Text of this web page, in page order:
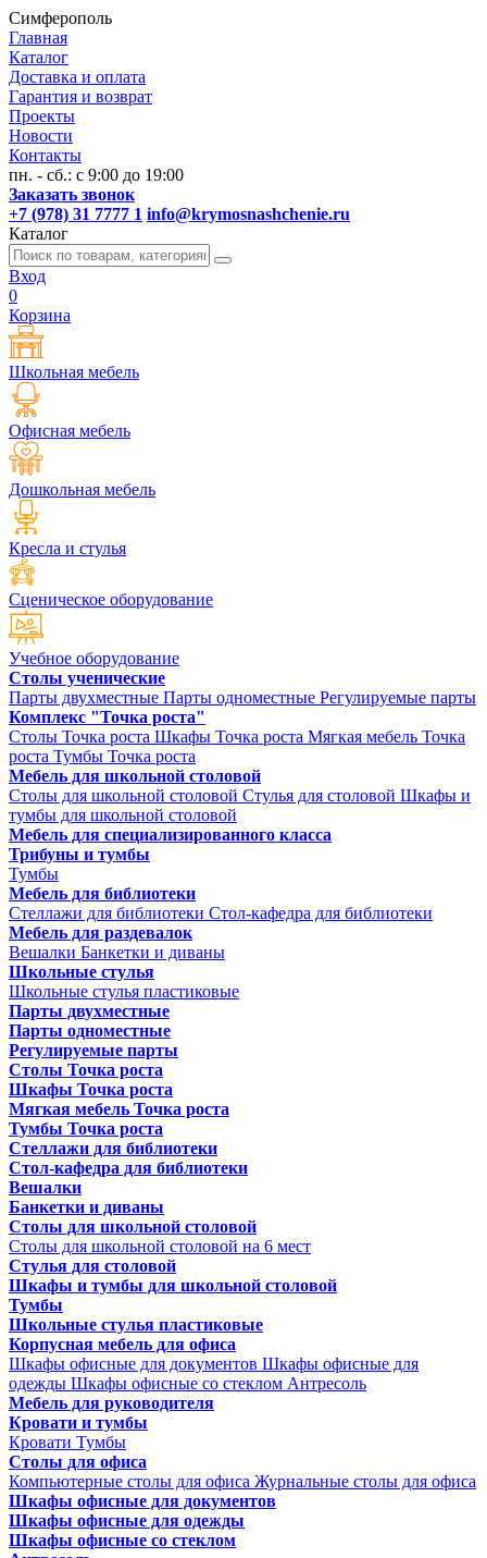
Симферополь
Главная
Каталог
Доставка и оплата
Гарантия и возврат
Проекты
Новости
Контакты
пн. - сб.: с 9:00 до 19:00
Заказать звонок
+7 (978) 31 7777 1 info@krymosnashchenie.ru
Каталог
Вход
0
Корзина
Школьная мебель
Офисная мебель
Дошкольная мебель
Кресла и стулья
Сценическое оборудование
Учебное оборудование
Столы ученические
Парты двухместные Парты одноместные Регулируемые парты
Комплекс "Точка роста"
Столы Точка роста Шкафы Точка роста Мягкая мебель Точка
роста Тумбы Точка роста
Мебель для школьной столовой
Столы для школьной столовой Стулья для столовой Шкафы и
тумбы для школьной столовой
Мебель для специализированного класса
Трибуны и тумбы
Тумбы
Мебель для библиотеки
Стеллажи для библиотеки Стол-кафедра для библиотеки
Мебель для раздевалок
Вешалки Банкетки и диваны
Школьные стулья
Школьные стулья пластиковые
Парты двухместные
Парты одноместные
Регулируемые парты
Столы Точка роста
Шкафы Точка роста
Мягкая мебель Точка роста
Тумбы Точка роста
Стеллажи для библиотеки
Стол-кафедра для библиотеки
Вешалки
Банкетки и диваны
Столы для школьной столовой
Столы для школьной столовой на 6 мест
Стулья для столовой
Шкафы и тумбы для школьной столовой
Тумбы
Школьные стулья пластиковые
Корпусная мебель для офиса
Шкафы офисные для документов Шкафы офисные для
одежды Шкафы офисные со стеклом Антресоль
Мебель для руководителя
Кровати и тумбы
Кровати Тумбы
Столы для офиса
Компьютерные столы для офиса Журнальные столы для офиса
Шкафы офисные для документов
Шкафы офисные для одежды
Шкафы офисные со стеклом